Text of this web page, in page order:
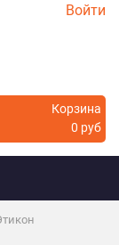
Войти
Корзина
0 руб